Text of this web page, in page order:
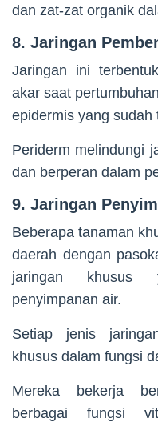
dan zat-zat organik
8. Jaringan
Jaringan ini
akar saat
epidermis yang sudah
Periderm melindungi
dan berperan dalam
9. Jaringan
Beberapa tanaman
daerah dengan
jaringan khusus
penyimpanan air.
Setiap jenis
khusus dalam fungsi
Mereka bekerja
berbagai fungsi